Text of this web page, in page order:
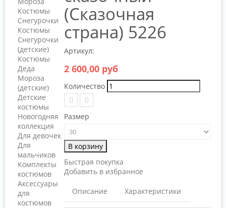
Костюмы
Снегурочки
Костюмы
Снегурочки
(детские)
Костюмы
Деда
Мороза
(детские)
Детские
костюмы
Новогодняя
коллекция
Для девочек
Для
мальчиков
Комплекты
костюмов
Аксессуары
для
костюмов
(Сказочная
страна) 5226
Артикул:
2 600,00 руб
Количество
Размер
В корзину
Быстрая покупка
Добавить в избранное
Описание Характеристики